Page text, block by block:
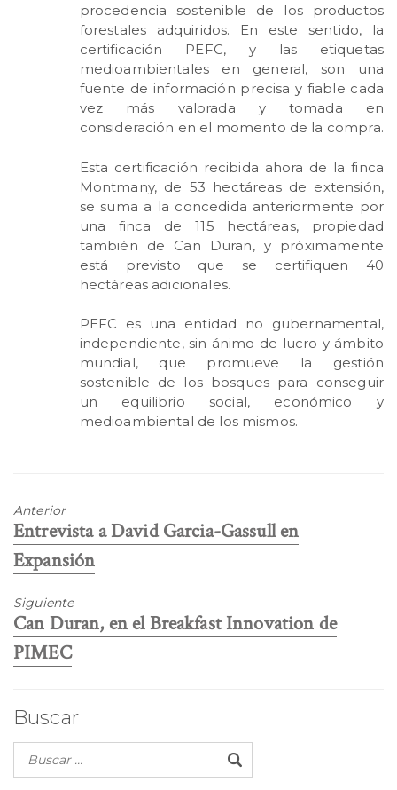
procedencia sostenible de los productos
forestales adquiridos. En este sentido, la
certificación PEFC, y las etiquetas
medioambientales en general, son una
fuente de información precisa y fiable cada
vez más valorada y tomada en
consideración en el momento de la compra.
Esta certificación recibida ahora de la finca
Montmany, de 53 hectáreas de extensión,
se suma a la concedida anteriormente por
una finca de 115 hectáreas, propiedad
también de Can Duran, y próximamente
está previsto que se certifiquen 40
hectáreas adicionales.
PEFC es una entidad no gubernamental,
independiente, sin ánimo de lucro y ámbito
mundial, que promueve la gestión
sostenible de los bosques para conseguir
un equilibrio social, económico y
medioambiental de los mismos.
Anterior
Entrada
anterior:
Entrevista a David Garcia-Gassull en
Expansión
Siguiente
Entrada
siguiente:
Can Duran, en el Breakfast Innovation de
PIMEC
Buscar